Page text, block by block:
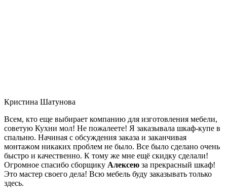
Кристина Шатунова
Всем, кто еще выбирает компанию для изготовления мебели,
советую Кухни мол! Не пожалеете! Я заказывала шкаф-купе в
спальню. Начиная с обсуждения заказа и заканчивая
монтажом никаких проблем не было. Все было сделано очень
быстро и качественно. К тому же мне ещё скидку сделали!
Огромное спасибо сборщику Алексею за прекрасный шкаф!
Это мастер своего дела! Всю мебель буду заказывать только
здесь.